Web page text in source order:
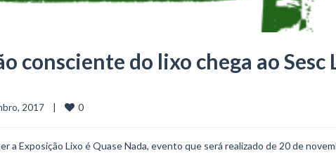
consciente do lixo chega ao Sesc
2017    |
0
a Exposição Lixo é Quase Nada, evento que será realizado de 20 de